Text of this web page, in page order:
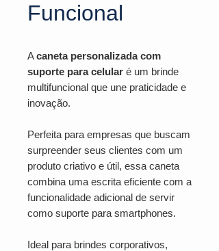
Funcional
Acaneta personalizada com
suporte para celular é um brinde
multifuncional que une praticidade e
inovação.
Perfeita para empresas que buscam
surpreender seus clientes com um
produto criativo e útil, essa caneta
combina uma escrita eficiente com a
funcionalidade adicional de servir
como suporte para smartphones.
Ideal para brindes corporativos,